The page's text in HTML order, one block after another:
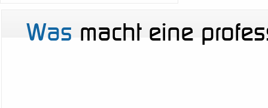
Was macht eine